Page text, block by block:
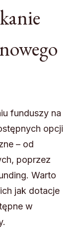
funduszy na
opcji
– od
poprzez
Warto
jak dotacje
w